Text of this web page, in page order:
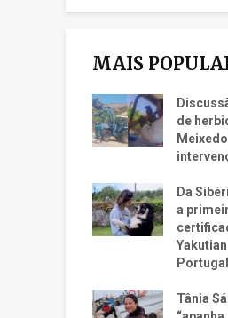
MAIS
de
Da
a
Portugal
Tânia